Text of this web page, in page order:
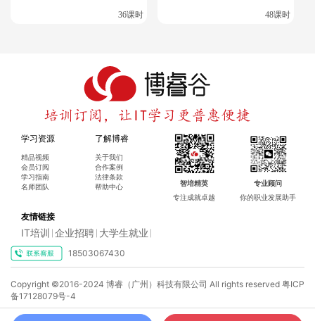
36课时 48课时
学习资源
精品视频
会员订阅
学习指南
名师团队
了解博睿
关于我们
合作案例
法律条款
帮助中心
智培精英
专注成就卓越
专业顾问
你的职业发展助手
友情链接
IT培训 企业招聘 大学生就业
18503067430
Copyright ©2016-2024 博睿（广州）科技有限公司 All rights reserved 粤ICP
备17128079号-4